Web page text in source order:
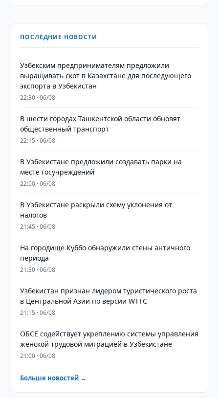
ПОСЛЕДНИЕ НОВОСТИ
Узбекским предпринимателям предложили
выращивать скот в Казахстане для последующего
экспорта в Узбекистан
22:30 · 06/08
В шести городах Ташкентской области обновят
общественный транспорт
22:15 · 06/08
В Узбекистане предложили создавать парки на
месте госучреждений
22:00 · 06/08
В Узбекистане раскрыли схему уклонения от
налогов
21:45 · 06/08
На городище Куббо обнаружили стены античного
периода
21:30 · 06/08
Узбекистан признан лидером туристического роста
в Центральной Азии по версии WTTC
21:15 · 06/08
ОБСЕ содействует укреплению системы управления
женской трудовой миграцией в Узбекистане
21:00 · 06/08
Больше новостей →